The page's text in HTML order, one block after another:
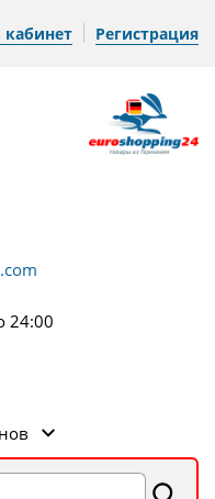
Регистрация
24:00